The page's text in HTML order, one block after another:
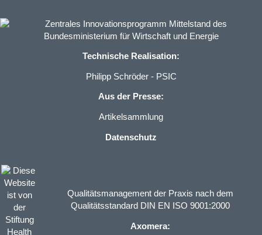
Technische Realisation:
Philipp Schröder - PSIC
Aus der Presse:
Artikelsammlung
Datenschutz
Qualitätsmanagement der Praxis nach dem
Qualitätsstandard DIN EN ISO 9001:2000
Axomera: